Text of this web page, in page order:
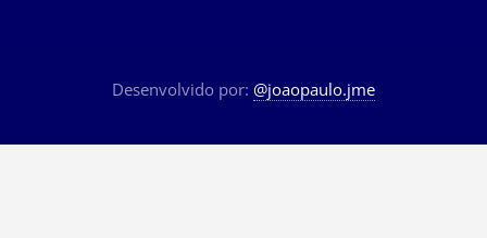
Desenvolvido por: @joaopaulo.jme